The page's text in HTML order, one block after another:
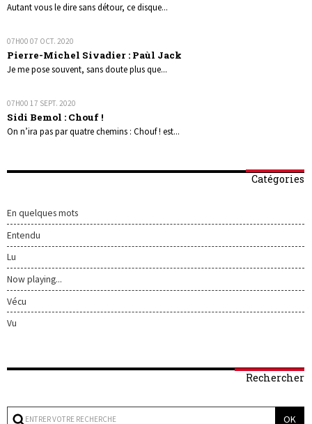
Autant vous le dire sans détour, ce disque...
07H00 07 OCT. 2020
Pierre-Michel Sivadier : Paùl Jack
Je me pose souvent, sans doute plus que...
07H00 17 SEPT. 2020
Sidi Bemol : Chouf !
On n’ira pas par quatre chemins : Chouf ! est...
Catégories
En quelques mots
Entendu
Lu
Now playing...
Vécu
Vu
Rechercher